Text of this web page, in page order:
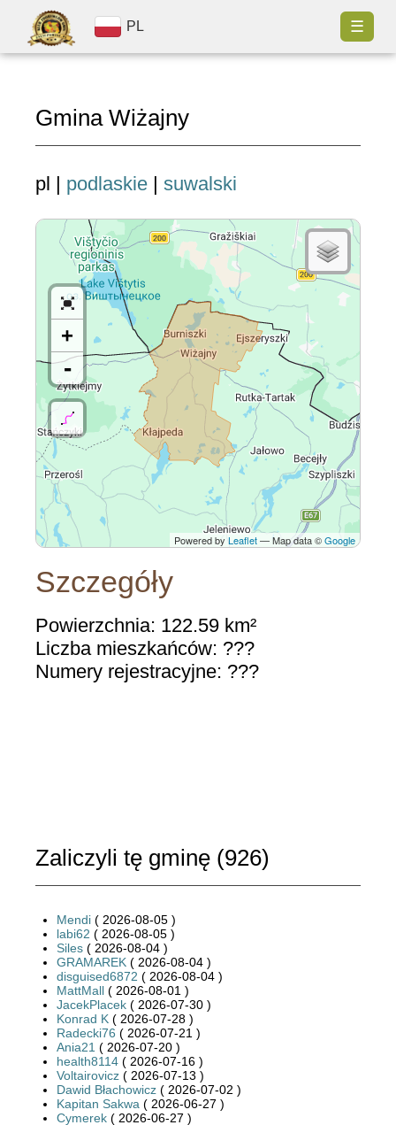
PL ☰
Gmina Wiżajny
pl | podlaskie | suwalski
+
-
Powered by Leaflet— Map data ©Google
Szczegóły
Powierzchnia: 122.59 km²
Liczba mieszkańców: ???
Numery rejestracyjne: ???
Zaliczyli tę gminę (926)
Mendi ( 2026-08-05 )
labi62 ( 2026-08-05 )
Siles ( 2026-08-04 )
GRAMAREK ( 2026-08-04 )
disguised6872 ( 2026-08-04 )
MattMall ( 2026-08-01 )
JacekPlacek ( 2026-07-30 )
Konrad K ( 2026-07-28 )
Radecki76 ( 2026-07-21 )
Ania21 ( 2026-07-20 )
health8114 ( 2026-07-16 )
Voltairovicz ( 2026-07-13 )
Dawid Błachowicz ( 2026-07-02 )
Kapitan Sakwa ( 2026-06-27 )
Cymerek ( 2026-06-27 )